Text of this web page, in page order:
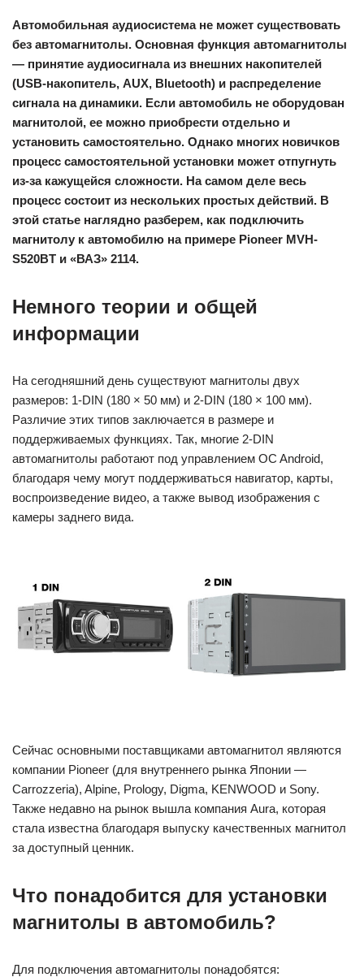
Автомобильная аудиосистема не может существовать
без автомагнитолы. Основная функция автомагнитолы
— принятие аудиосигнала из внешних накопителей
(USB-накопитель, AUX, Bluetooth) и распределение
сигнала на динамики. Если автомобиль не оборудован
магнитолой, ее можно приобрести отдельно и
установить самостоятельно. Однако многих новичков
процесс самостоятельной установки может отпугнуть
из-за кажущейся сложности. На самом деле весь
процесс состоит из нескольких простых действий. В
этой статье наглядно разберем, как подключить
магнитолу к автомобилю на примере Pioneer MVH-
S520BT и «ВАЗ» 2114.
Немного теории и общей
информации
На сегодняшний день существуют магнитолы двух
размеров: 1-DIN (180 × 50 мм) и 2-DIN (180 × 100 мм).
Различие этих типов заключается в размере и
поддерживаемых функциях. Так, многие 2-DIN
автомагнитолы работают под управлением OC Android,
благодаря чему могут поддерживаться навигатор, карты,
воспроизведение видео, а также вывод изображения с
камеры заднего вида.
Сейчас основными поставщиками автомагнитол являются
компании Pioneer (для внутреннего рынка Японии —
Carrozzeria), Alpine, Prology, Digma, KENWOOD и Sony.
Также недавно на рынок вышла компания Aura, которая
стала известна благодаря выпуску качественных магнитол
за доступный ценник.
Что понадобится для установки
магнитолы в автомобиль?
Для подключения автомагнитолы понадобятся: